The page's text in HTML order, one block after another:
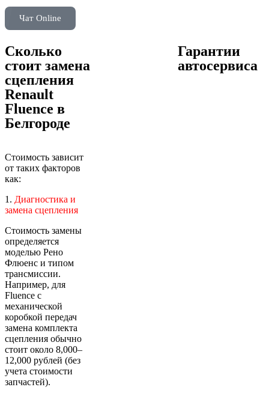
Чат Online
Сколько
стоит замена
сцепления
Renault
Fluence в
Белгороде
Стоимость зависит
от таких факторов
как:
1. Диагностика и
замена сцепления
Стоимость замены
определяется
моделью Рено
Флюенс и типом
трансмиссии.
Например, для
Fluence с
механической
коробкой передач
замена комплекта
сцепления обычно
стоит около 8,000–
12,000 рублей (без
учета стоимости
запчастей).
Гарантии
автосервиса